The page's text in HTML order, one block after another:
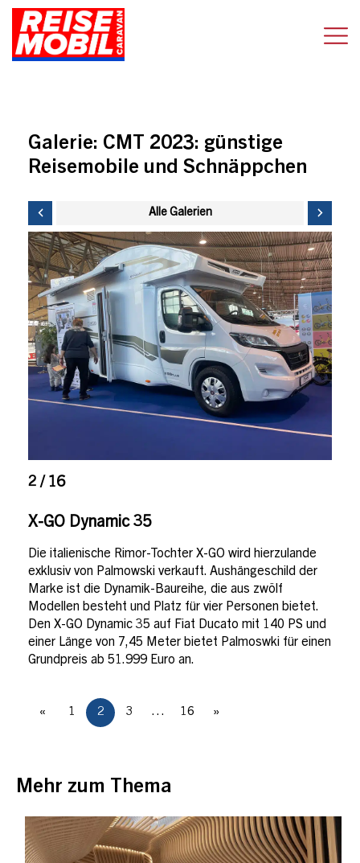
Galerie: CMT 2023: günstige
Reisemobile und Schnäppchen
Alle Galerien
2 / 16
X-GO Dynamic 35
Die italienische Rimor-Tochter X-GO wird hierzulande
exklusiv von Palmowski verkauft. Aushängeschild der
Marke ist die Dynamik-Baureihe, die aus zwölf
Modellen besteht und Platz für vier Personen bietet.
Den X-GO Dynamic 35 auf Fiat Ducato mit 140 PS und
einer Länge von 7,45 Meter bietet Palmoswki für einen
Grundpreis ab 51.999 Euro an.
« 1 2 3 … 16 »
Mehr zum Thema